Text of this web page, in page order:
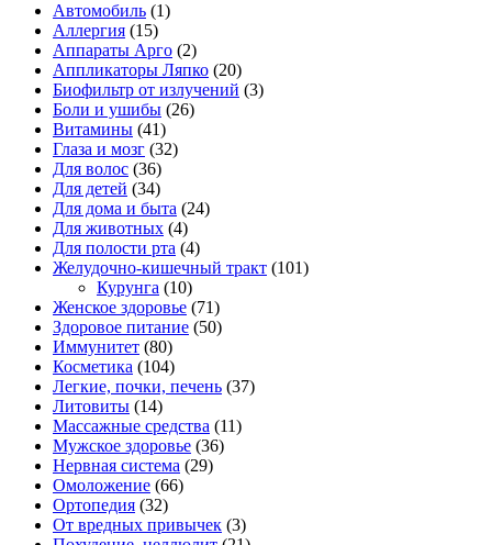
Автомобиль (1)
Аллергия (15)
Аппараты Арго (2)
Аппликаторы Ляпко (20)
Биофильтр от излучений (3)
Боли и ушибы (26)
Витамины (41)
Глаза и мозг (32)
Для волос (36)
Для детей (34)
Для дома и быта (24)
Для животных (4)
Для полости рта (4)
Желудочно-кишечный тракт (101)
Курунга (10)
Женское здоровье (71)
Здоровое питание (50)
Иммунитет (80)
Косметика (104)
Легкие, почки, печень (37)
Литовиты (14)
Массажные средства (11)
Мужское здоровье (36)
Нервная система (29)
Омоложение (66)
Ортопедия (32)
От вредных привычек (3)